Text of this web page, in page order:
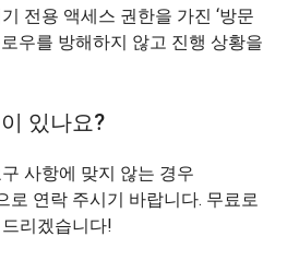
전용 액세스 권한을 가진 ‘방문
우를 방해하지 않고 진행 상황을
있나요?
사항에 맞지 않는 경우
로 연락 주시기 바랍니다. 무료로
리겠습니다!